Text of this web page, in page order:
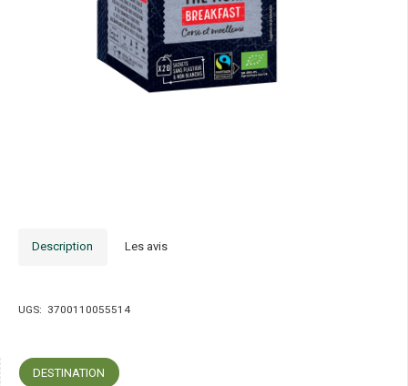
Description Les avis
UGS: 3700110055514
DESTINATION